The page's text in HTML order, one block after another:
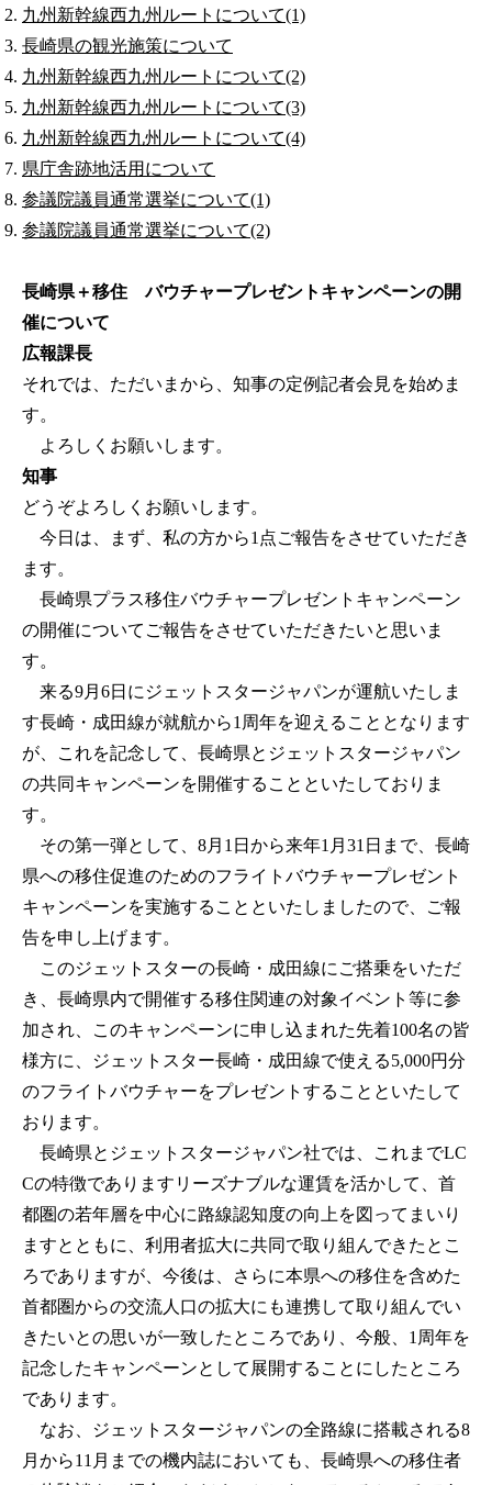
九州新幹線西九州ルートについて(1)
長崎県の観光施策について
九州新幹線西九州ルートについて(2)
九州新幹線西九州ルートについて(3)
九州新幹線西九州ルートについて(4)
県庁舎跡地活用について
参議院議員通常選挙について(1)
参議院議員通常選挙について(2)
長崎県＋移住 バウチャープレゼントキャンペーンの開
催について
広報課長
それでは、ただいまから、知事の定例記者会見を始めま
す。
よろしくお願いします。
知事
どうぞよろしくお願いします。
今日は、まず、私の方から1点ご報告をさせていただき
ます。
長崎県プラス移住バウチャープレゼントキャンペーン
の開催についてご報告をさせていただきたいと思いま
す。
来る9月6日にジェットスタージャパンが運航いたしま
す長崎・成田線が就航から1周年を迎えることとなります
が、これを記念して、長崎県とジェットスタージャパン
の共同キャンペーンを開催することといたしておりま
す。
その第一弾として、8月1日から来年1月31日まで、長崎
県への移住促進のためのフライトバウチャープレゼント
キャンペーンを実施することといたしましたので、ご報
告を申し上げます。
このジェットスターの長崎・成田線にご搭乗をいただ
き、長崎県内で開催する移住関連の対象イベント等に参
加され、このキャンペーンに申し込まれた先着100名の皆
様方に、ジェットスター長崎・成田線で使える5,000円分
のフライトバウチャーをプレゼントすることといたして
おります。
長崎県とジェットスタージャパン社では、これまでLC
Cの特徴でありますリーズナブルな運賃を活かして、首
都圏の若年層を中心に路線認知度の向上を図ってまいり
ますとともに、利用者拡大に共同で取り組んできたとこ
ろでありますが、今後は、さらに本県への移住を含めた
首都圏からの交流人口の拡大にも連携して取り組んでい
きたいとの思いが一致したところであり、今般、1周年を
記念したキャンペーンとして展開することにしたところ
であります。
なお、ジェットスタージャパンの全路線に搭載される8
月から11月までの機内誌においても、長崎県への移住者